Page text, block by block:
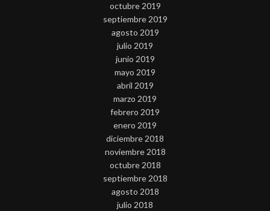
octubre 2019
septiembre 2019
agosto 2019
julio 2019
junio 2019
mayo 2019
abril 2019
marzo 2019
febrero 2019
enero 2019
diciembre 2018
noviembre 2018
octubre 2018
septiembre 2018
agosto 2018
julio 2018